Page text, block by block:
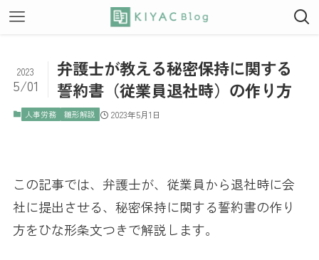
弁護士が教える秘密保持に関する
誓約書（従業員退社時）の作り方
2023
5/01
人事労務 雛形解説 2023年5月1日
この記事では、弁護士が、従業員から退社時に会
社に提出させる、秘密保持に関する誓約書の作り
方をひな形条文つきで解説します。